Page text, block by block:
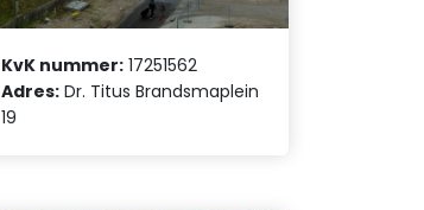
KvK nummer: 17251562
Adres: Dr. Titus Brandsmaplein
19